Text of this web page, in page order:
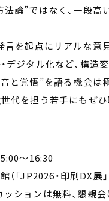
論”ではなく、一段高
を起点にリアルな意
デジタル化など、構造
と覚悟”を語る機会は
代を担う若手にもぜ
～16:30
「JP2026・印刷DX展
ションは無料、懇親